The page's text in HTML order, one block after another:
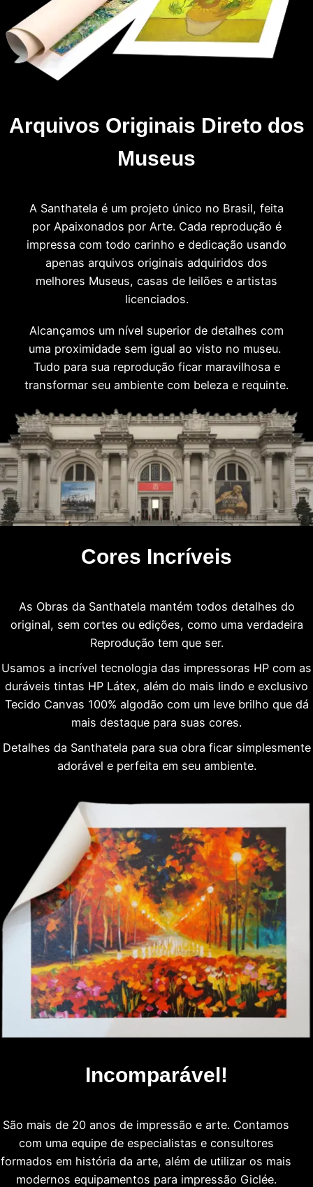
Arquivos Originais Direto dos
Museus
A Santhatela é um projeto único no Brasil, feita
por Apaixonados por Arte. Cada reprodução é
impressa com todo carinho e dedicação usando
apenas arquivos originais adquiridos dos
melhores Museus, casas de leilões e artistas
licenciados.
Alcançamos um nível superior de detalhes com
uma proximidade sem igual ao visto no museu.
Tudo para sua reprodução ficar maravilhosa e
transformar seu ambiente com beleza e requinte.
Cores Incríveis
As Obras da Santhatela mantém todos detalhes do
original, sem cortes ou edições, como uma verdadeira
Reprodução tem que ser.
Usamos a incrível tecnologia das impressoras HP com as
duráveis tintas HP Látex, além do mais lindo e exclusivo
Tecido Canvas 100% algodão com um leve brilho que dá
mais destaque para suas cores.
Detalhes da Santhatela para sua obra ficar simplesmente
adorável e perfeita em seu ambiente.
Incomparável!
São mais de 20 anos de impressão e arte. Contamos
com uma equipe de especialistas e consultores
formados em história da arte, além de utilizar os mais
modernos equipamentos para impressão Giclée.